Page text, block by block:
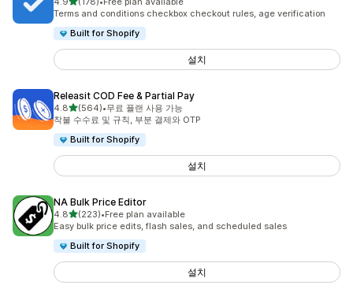
총 리뷰 178개
Terms and conditions checkbox checkout rules, age verification
Built for Shopify
설치
Releasit COD Fee & Partial Pay
4.8별 5개 중
(564)
총 리뷰 564개
•무료 플랜 사용 가능
착불 수수료 및 규칙, 부분 결제와 OTP
Built for Shopify
설치
NA Bulk Price Editor
4.8별 5개 중
(223)
총 리뷰 223개
•Free plan available
Easy bulk price edits, flash sales, and scheduled sales
Built for Shopify
설치